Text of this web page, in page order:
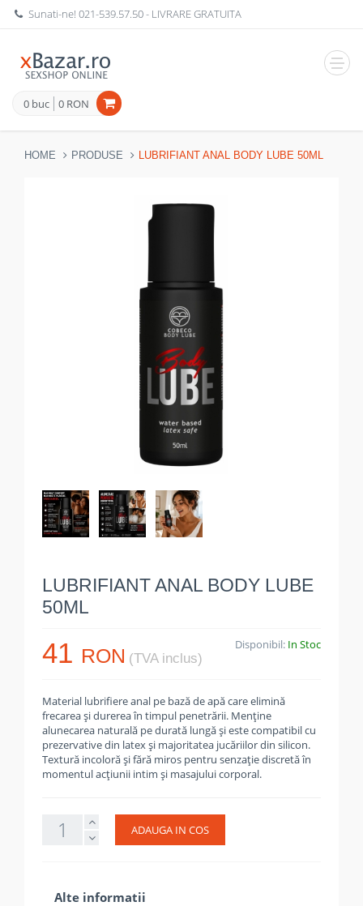
Sunati-ne!021-539.57.50- LIVRARE GRATUITA
0 buc 0 RON
HOME PRODUSE LUBRIFIANT ANAL BODY LUBE 50ML
LUBRIFIANT ANAL BODY LUBE
50ML
41 RON (TVA inclus)
Disponibil: In Stoc
Material lubrifiere anal pe bază de apă care elimină
frecarea și durerea în timpul penetrării. Menține
alunecarea naturală pe durată lungă și este compatibil cu
prezervative din latex și majoritatea jucăriilor din silicon.
Textură incoloră și fără miros pentru senzație discretă în
momentul acțiunii intim și masajului corporal.
ADAUGA IN COS
Alte informatii